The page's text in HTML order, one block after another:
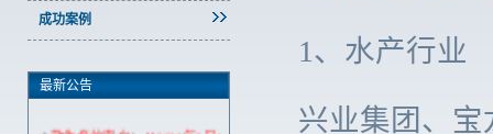
成功案例
最新公告
1、水产行业
兴业集团、